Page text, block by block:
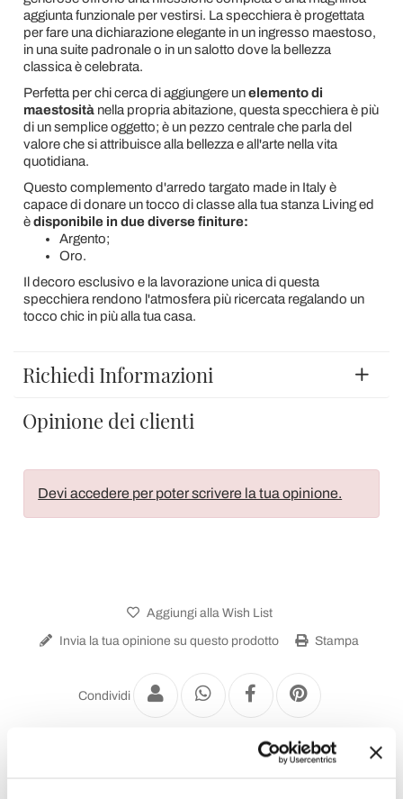
aggiunta funzionale per vestirsi. La specchiera è progettata
per fare una dichiarazione elegante in un ingresso maestoso,
in una suite padronale o in un salotto dove la bellezza
classica è celebrata.
Perfetta per chi cerca di aggiungere unelemento di
maestositànella propria abitazione, questa specchiera è più
di un semplice oggetto; è un pezzo centrale che parla del
valore che si attribuisce alla bellezza e all'arte nella vita
quotidiana.
Questo complemento d'arredo targato made in Italy è
capace di donare un tocco di classe alla tua stanza Living ed
èdisponibile in due diverse finiture:
Argento;
Oro.
Il decoro esclusivo e la lavorazione unica di questa
specchiera rendono l'atmosfera più ricercata regalando un
tocco chic in più alla tua casa.
Richiedi Informazioni
Opinione dei clienti
Devi accedere per poter scrivere la tua opinione.
Aggiungi alla Wish List
Invia la tua opinione su questo prodotto Stampa
Condividi